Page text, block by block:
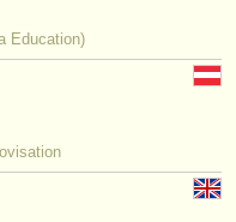
musik
Education)